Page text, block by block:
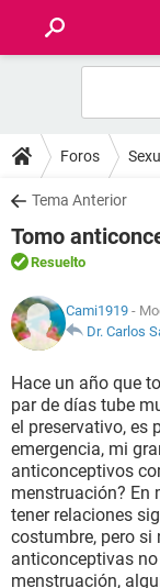
FOROS
SALUD
FAMILIA
NUTRICIÓN
SEXUALIDAD
GLOSARIO
Foros
Tema Anterior
Tomo
Resuelto
Cami1919 -
Dr. Carlos
Hace un año que
par de días tube
el preservativo, es
emergencia, mi
anticonceptivos
menstruación? En
tener relaciones
costumbre, pero
anticonceptivas
menstruación,